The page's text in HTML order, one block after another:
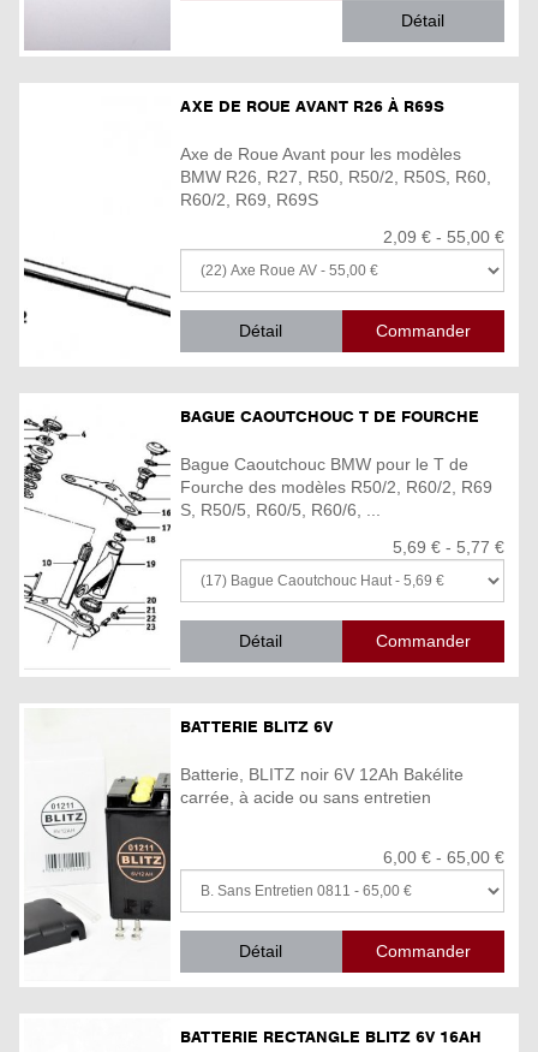
Détail
AXE DE ROUE AVANT R26 À R69S
Axe de Roue Avant pour les modèles
BMW R26, R27, R50, R50/2, R50S, R60,
R60/2, R69, R69S
2,09 € - 55,00 €
Détail
BAGUE CAOUTCHOUC T DE FOURCHE
Bague Caoutchouc BMW pour le T de
Fourche des modèles R50/2, R60/2, R69
S, R50/5, R60/5, R60/6, ...
5,69 € - 5,77 €
Détail
BATTERIE BLITZ 6V
Batterie, BLITZ noir 6V 12Ah Bakélite
carrée, à acide ou sans entretien
6,00 € - 65,00 €
Détail
BATTERIE RECTANGLE BLITZ 6V 16AH